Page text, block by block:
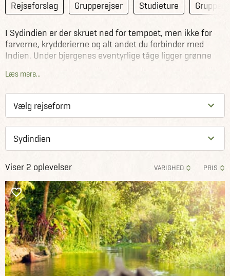
Rejseforslag Grupperejser Studieture
I Sydindien er der skruet ned for tempoet, men ikke for
farverne, krydderierne og alt andet du forbinder med
Indien. Under bjergenes eventyrlige tåge ligger grønne
templer, og ved kysten indbyder de langstrakte strande til
Læs mere...
VARIGHED PRIS
Viser 2 oplevelser